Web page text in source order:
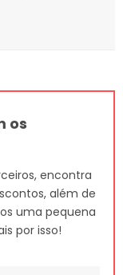
os
encontra
além de
uma pequena
por isso!